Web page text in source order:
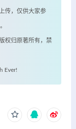
传，仅供大家参
权归原著所有，禁
Ever!